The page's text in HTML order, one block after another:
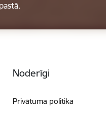
Noderīgi
Privātuma politika